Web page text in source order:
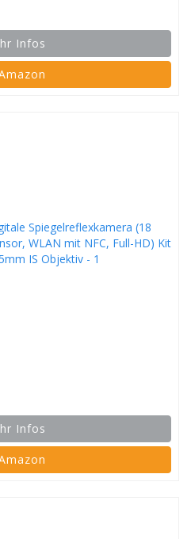
Infos
Infos